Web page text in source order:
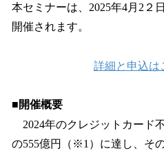
本セミナーは、2025年4月2２
開催されます。
詳細と申込は
■開催概要
2024年のクレジットカード
の555億円（※1）に達し、そ